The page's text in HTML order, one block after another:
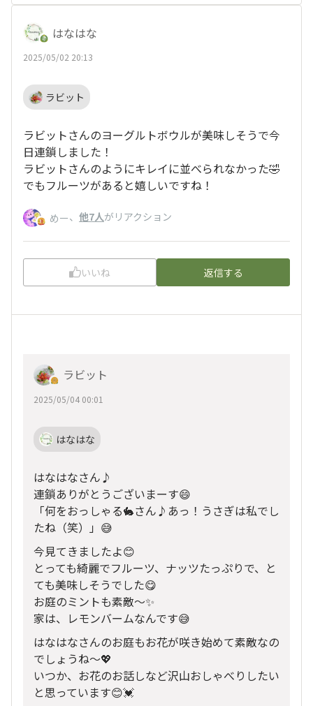
はなはな
2025/05/02 20:13
ラビット
ラビットさんのヨーグルトボウルが美味しそうで今
日連鎖しました！
ラビットさんのようにキレイに並べられなかった🤣
でもフルーツがあると嬉しいですね！
めー、 他7人がリアクション
いいね 返信する
ラビット
2025/05/04 00:01
はなはな
はなはなさん♪
連鎖ありがとうございまーす😄
「何をおっしゃる🐇さん♪あっ！うさぎは私でし
たね（笑）」😅
今見てきましたよ😊
とっても綺麗でフルーツ、ナッツたっぷりで、と
ても美味しそうでした😋
お庭のミントも素敵〜✨
家は、レモンバームなんです😅
はなはなさんのお庭もお花が咲き始めて素敵なの
でしょうね〜💖
いつか、お花のお話しなど沢山おしゃべりしたい
と思っています😊💓